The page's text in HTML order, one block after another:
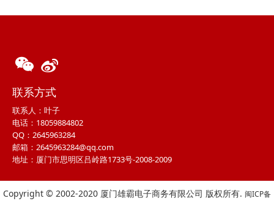
联系方式
联系人：叶子
电话：18059884802
QQ：2645963284
邮箱：2645963284@qq.com
地址：厦门市思明区吕岭路1733号-2008-2009
Copyright © 2002-2020 厦门雄霸电子商务有限公司 版权所有. 闽ICP备